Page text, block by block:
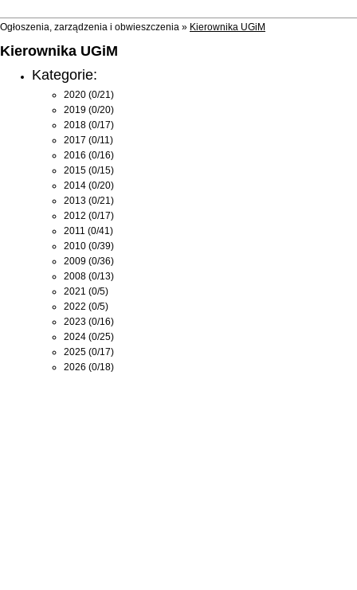
Ogłoszenia, zarządzenia i obwieszczenia » Kierownika UGiM
Kierownika UGiM
Kategorie:
2020 (0/21)
2019 (0/20)
2018 (0/17)
2017 (0/11)
2016 (0/16)
2015 (0/15)
2014 (0/20)
2013 (0/21)
2012 (0/17)
2011 (0/41)
2010 (0/39)
2009 (0/36)
2008 (0/13)
2021 (0/5)
2022 (0/5)
2023 (0/16)
2024 (0/25)
2025 (0/17)
2026 (0/18)